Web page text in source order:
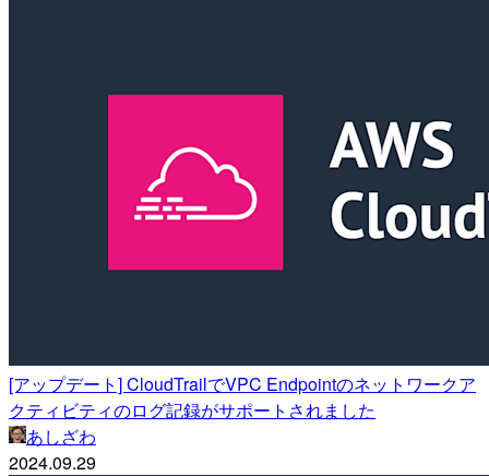
[アップデート] CloudTrailでVPC Endpointのネットワークア
クティビティのログ記録がサポートされました
あしざわ
2024.09.29